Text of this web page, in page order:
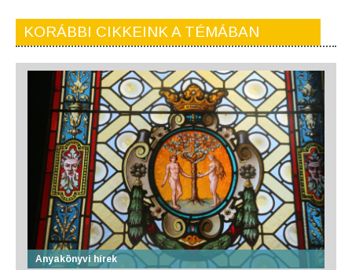
KORÁBBI CIKKEINK A TÉMÁBAN
Anyakönyvi hírek